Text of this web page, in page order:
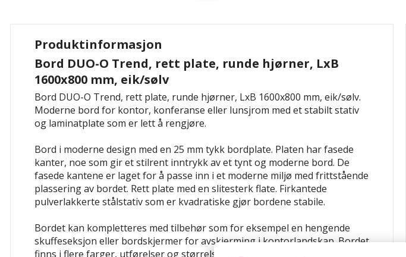
Produktinformasjon
Bord DUO-O Trend, rett plate, runde hjørner, LxB
1600x800 mm, eik/sølv
Bord DUO-O Trend, rett plate, runde hjørner, LxB 1600x800 mm, eik/sølv.
Moderne bord for kontor, konferanse eller lunsjrom med et stabilt stativ
og laminatplate som er lett å rengjøre.
Bord i moderne design med en 25 mm tykk bordplate. Platen har fasede
kanter, noe som gir et stilrent inntrykk av et tynt og moderne bord. De
fasede kantene er laget for å passe inn i et moderne miljø med frittstående
plassering av bordet. Rett plate med en slitesterk flate. Firkantede
pulverlakkerte stålstativ som er kvadratiske gjør bordene stabile.
Bordet kan kompletteres med tilbehør som for eksempel en hengende
skuffeseksjon eller bordskjermer for avskjerming i kontorlandskap. Bordet
finns i flere farger, utførelser og størrelser og med rette eller runde